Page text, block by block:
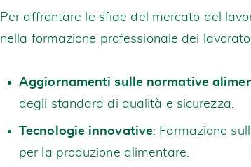
Per affrontare le sfide del mercato del
nella formazione professionale dei
Aggiornamenti sulle normative
degli standard di qualità e sicurezza.
Tecnologie innovative: Formazione
per la produzione alimentare.